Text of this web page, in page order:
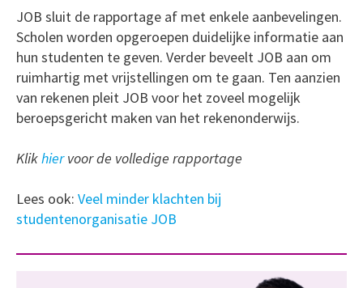
JOB sluit de rapportage af met enkele aanbevelingen.
Scholen worden opgeroepen duidelijke informatie aan
hun studenten te geven. Verder beveelt JOB aan om
ruimhartig met vrijstellingen om te gaan. Ten aanzien
van rekenen pleit JOB voor het zoveel mogelijk
beroepsgericht maken van het rekenonderwijs.
Klikhiervoor de volledige rapportage
Lees ook: Veel minder klachten bij
studentenorganisatie JOB